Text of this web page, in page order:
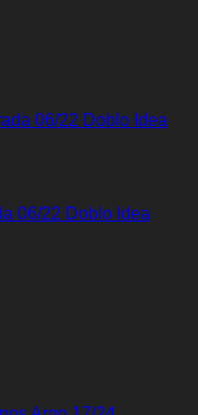
06/22 Doblo Idea